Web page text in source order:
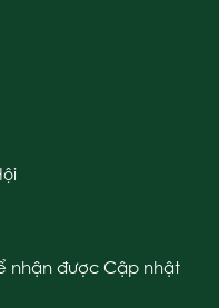
nhận được Cập nhật